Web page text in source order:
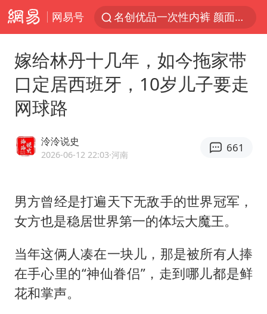
网易号
名创优品一次性内裤 颜面尽失
伊斯兰版北约来了吗
云南一地村民过火把节意外灼伤16人
周末打虎 宋致远被查
多所高校取消艺考
上半年国内居民出游人次34.63亿
陕西柞水泥石流已致2死 仍有1人失联
嫁给林丹十几年，如今拖家带
口定居西班牙，10岁儿子要走
网球路
泠泠说史
2026-06-12 22:03·河南
661
男方曾经是打遍天下无敌手的世界冠军，
女方也是稳居世界第一的体坛大魔王。
当年这俩人凑在一块儿，那是被所有人捧
在手心里的“神仙眷侣”，走到哪儿都是鲜
花和掌声。